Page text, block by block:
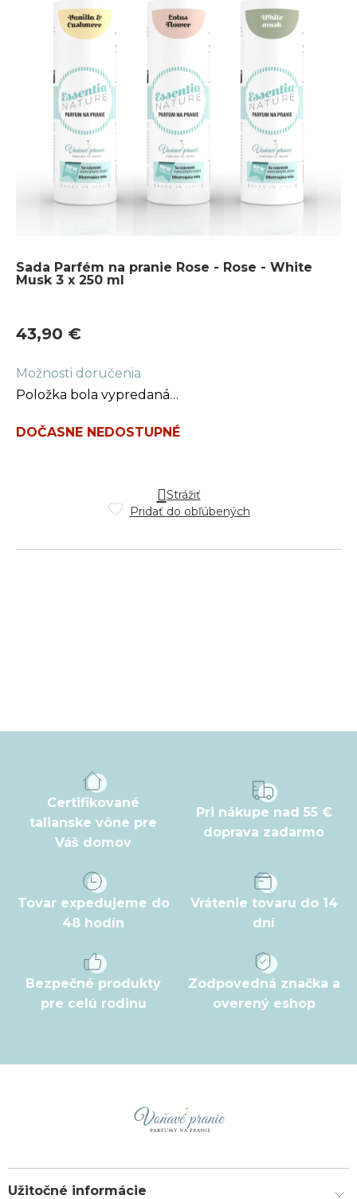
Sada Parfém na pranie Rose - Rose - White
Musk 3 x 250 ml
43,90 €
cena:
DOČASNE NEDOSTUPNÉ
Možnosti doručenia
Položka bola vypredaná…
Strážiť
Pridať do obľúbených
á
Certifikované
talianske vône pre
Váš domov
Pri nákupe nad 55 €
doprava zadarmo
Tovar expedujeme do
48 hodín
Vrátenie tovaru do 14
dní
Bezpečné produkty
pre celú rodinu
Zodpovedná značka a
overený eshop
Užitočné informácie